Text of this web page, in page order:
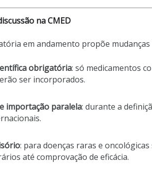
na CMED
em andamento propõe
obrigatória: só medicamentos
ser incorporados.
importação paralela: durante a
: para doenças raras e
até comprovação de eficácia.